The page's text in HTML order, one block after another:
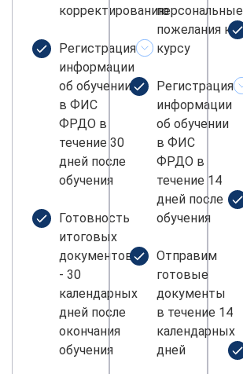
корректированию
Регистрация
информации
об обучении
в ФИС
ФРДО в
течение 30
дней после
обучения
Готовность
итоговых
документов
- 30
календарных
дней после
окончания
обучения
персональные
пожелания к
курсу
Регистрация
информации
об обучении
в ФИС
ФРДО в
течение 14
дней после
обучения
Отправим
готовые
документы
в течение 14
календарных
дней